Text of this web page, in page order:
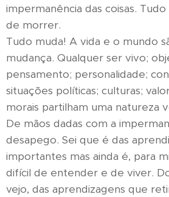
impermanência das coisas.
de morrer.
Tudo muda! A vida e o mundo
mudança. Qualquer ser vivo;
pensamento; personalidade;
situações políticas; culturas;
morais partilham uma natureza
De mãos dadas com a
desapego. Sei que é das
importantes mas ainda é, para
difícil de entender e de viver.
vejo, das aprendizagens que